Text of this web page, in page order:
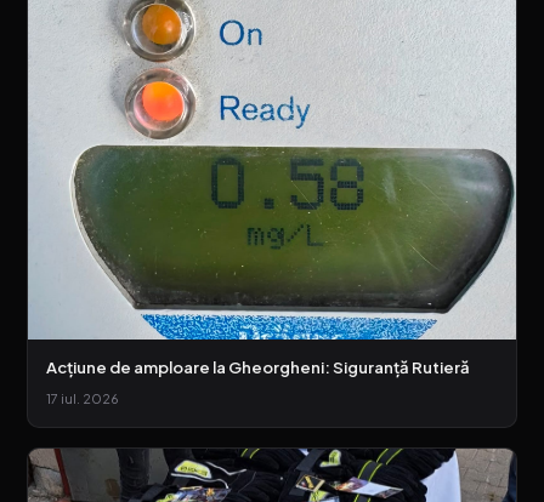
Acțiune de amploare la Gheorgheni: Siguranță Rutieră
17 iul. 2026